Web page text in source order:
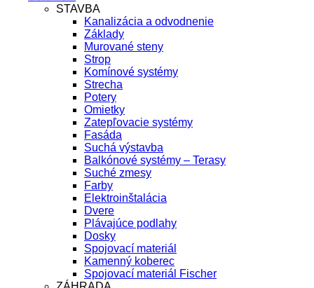
STAVBA
Kanalizácia a odvodnenie
Základy
Murované steny
Strop
Komínové systémy
Strecha
Potery
Omietky
Zatepľovacie systémy
Fasáda
Suchá výstavba
Balkónové systémy – Terasy
Suché zmesy
Farby
Elektroinštalácia
Dvere
Plávajúce podlahy
Dosky
Spojovací materiál
Kamenný koberec
Spojovací materiál Fischer